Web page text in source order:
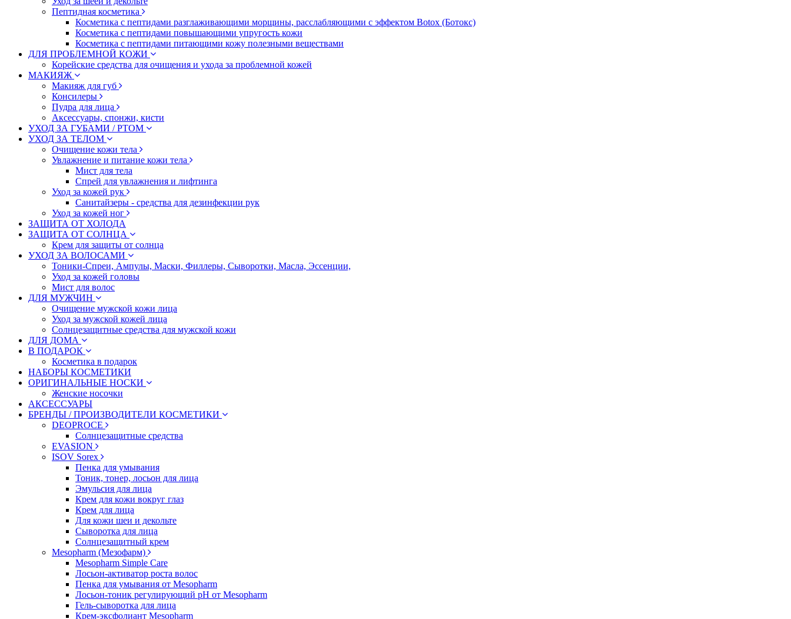
Пептидная косметика
Косметика с пептидами разглаживающими морщины, расслабляющими с эффектом Botox (Ботокс)
Косметика с пептидами повышающими упругость кожи
Косметика с пептидами питающими кожу полезными веществами
ДЛЯ ПРОБЛЕМНОЙ КОЖИ
Корейские средства для очищения и ухода за проблемной кожей
МАКИЯЖ
Макияж для губ
Консилеры
Пудра для лица
Аксессуары, спонжи, кисти
УХОД ЗА ГУБАМИ / РТОМ
УХОД ЗА ТЕЛОМ
Очищение кожи тела
Увлажнение и питание кожи тела
Мист для тела
Спрей для увлажнения и лифтинга
Уход за кожей рук
Санитайзеры - средства для дезинфекции рук
Уход за кожей ног
ЗАЩИТА ОТ ХОЛОДА
ЗАЩИТА ОТ СОЛНЦА
Крем для защиты от солнца
УХОД ЗА ВОЛОСАМИ
Тоники-Спреи, Ампулы, Маски, Филлеры, Сыворотки, Масла, Эссенции,
Уход за кожей головы
Мист для волос
ДЛЯ МУЖЧИН
Очищение мужской кожи лица
Уход за мужской кожей лица
Солнцезащитные средства для мужской кожи
ДЛЯ ДОМА
В ПОДАРОК
Косметика в подарок
НАБОРЫ КОСМЕТИКИ
ОРИГИНАЛЬНЫЕ НОСКИ
Женские носочки
АКСЕССУАРЫ
БРЕНДЫ / ПРОИЗВОДИТЕЛИ КОСМЕТИКИ
DEOPROCE
Солнцезащитные средства
EVASION
ISOV Sorex
Пенка для умывания
Тоник, тонер, лосьон для лица
Эмульсия для лица
Крем для кожи вокруг глаз
Крем для лица
Для кожи шеи и декольте
Сыворотка для лица
Солнцезащитный крем
Mesopharm (Мезофарм)
Mesopharm Simple Care
Лосьон-активатор роста волос
Пенка для умывания от Mesopharm
Лосьон-тоник регулирующий рН от Mesopharm
Гель-сыворотка для лица
Крем-эксфолиант Mesopharm